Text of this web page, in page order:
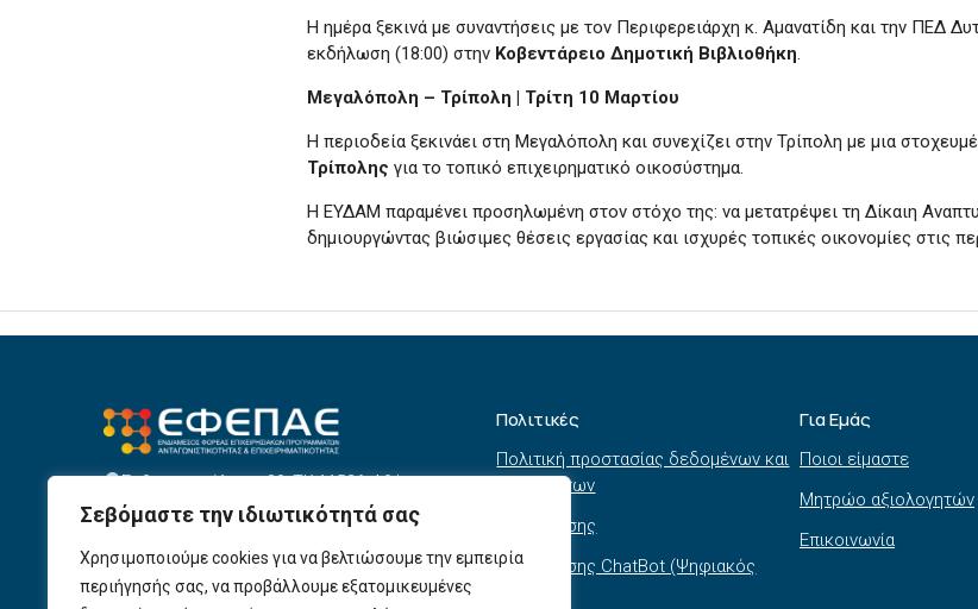
Σεβόμαστε την ιδιωτικότητά σας
Χρησιμοποιούμε cookies για να βελτιώσουμε την εμπειρία
περιήγησής σας, να προβάλλουμε εξατομικευμένες
Η ημέρα ξεκινά με συναντήσεις με τον Περιφερειάρχη κ. Αμανατίδη και την ΠΕΔ
εκδήλωση (18:00) στην Κοβεντάρειο Δημοτική Βιβλιοθήκη.
Μεγαλόπολη – Τρίπολη | Τρίτη 10 Μαρτίου
Η περιοδεία ξεκινάει στη Μεγαλόπολη και συνεχίζει στην Τρίπολη με μια
Τρίπολης για το τοπικό επιχειρηματικό οικοσύστημα.
Η ΕΥΔΑΜ παραμένει προσηλωμένη στον στόχο της: να μετατρέψει τη Δίκαιη
δημιουργώντας βιώσιμες θέσεις εργασίας και ισχυρές τοπικές οικονομίες στις
Σεβαστουπόλεως 80, ΤΚ 11526, Αθήνα
info@efepae.gr
anaptyxiakos@efepae.gr
210 6985210
Ωράριο Λειτουργίας:
Δευτέρα – Παρασκευή, 09:00 – 17:00
Πολιτικές
Πολιτική προστασίας δεδομένων και
συστημάτων
Όροι χρήσης
Όροι χρήσης ChatBot (Ψηφιακός
Για Εμάς
Ποιοι είμαστε
Μητρώο αξιολογητών
Επικοινωνία